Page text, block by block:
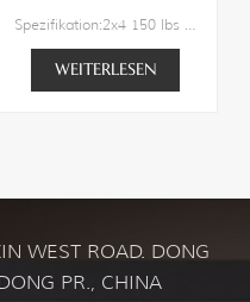
Spezifikation:2x4 150 lbs Taschentür-Hardware-RahmensatzTürgewicht: max. 150 Pfund.Vorschlag für die Türbreite: 24"/28"/30"/32"/36"/42"/48"Vorschlag für die Türhöhe: 80"/ 84"/ 96"/108"Empfohlene Türstärke: 2,5 cm bis 3,8 cm.Wandstrukturstärke: 3-1/2" (2x4) Min.Optional: Soft-Close-Kit/Konvergenz-Kit/1-3/4-Zoll-Adapter-Kit
WEITERLESEN
WEST ROAD. DONG
PR., CHINA